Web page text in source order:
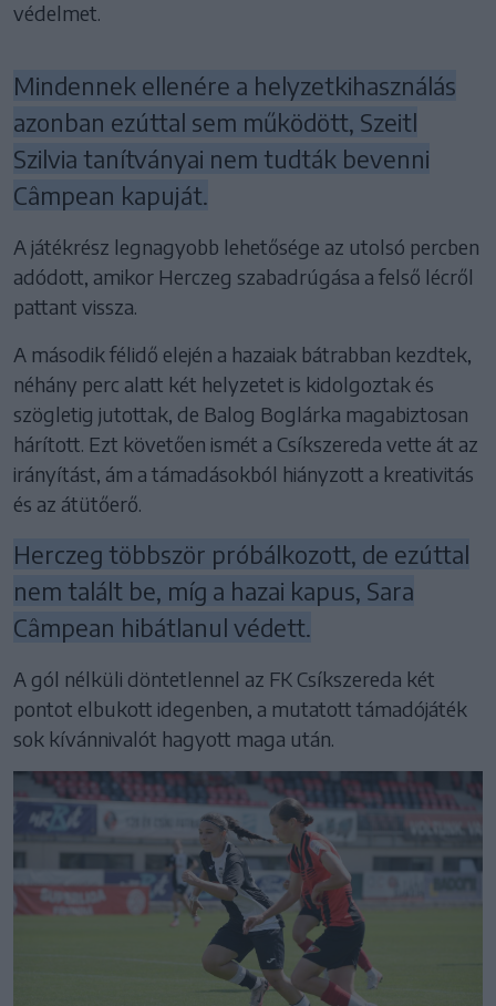
védelmet.
Mindennek ellenére a helyzetkihasználás
azonban ezúttal sem működött, Szeitl
Szilvia tanítványai nem tudták bevenni
Câmpean kapuját.
A játékrész legnagyobb lehetősége az utolsó percben
adódott, amikor Herczeg szabadrúgása a felső lécről
pattant vissza.
A második félidő elején a hazaiak bátrabban kezdtek,
néhány perc alatt két helyzetet is kidolgoztak és
szögletig jutottak, de Balog Boglárka magabiztosan
hárított. Ezt követően ismét a Csíkszereda vette át az
irányítást, ám a támadásokból hiányzott a kreativitás
és az átütőerő.
Herczeg többször próbálkozott, de ezúttal
nem talált be, míg a hazai kapus, Sara
Câmpean hibátlanul védett.
A gól nélküli döntetlennel az FK Csíkszereda két
pontot elbukott idegenben, a mutatott támadójáték
sok kívánnivalót hagyott maga után.